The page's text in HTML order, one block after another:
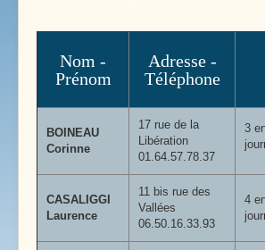
Nom -
Prénom
Adresse -
Téléphone
BOINEAU
Corinne
17 rue de la
Libération
01.64.57.78.37
3
CASALIGGI
Laurence
11 bis rue des
Vallées
06.50.16.33.93
4